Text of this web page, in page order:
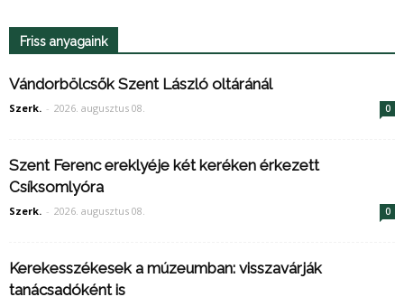
Friss anyagaink
Vándorbölcsők Szent László oltáránál
Szerk. - 2026. augusztus 08. 0
Szent Ferenc ereklyéje két keréken érkezett
Csíksomlyóra
Szerk. - 2026. augusztus 08. 0
Kerekesszékesek a múzeumban: visszavárják
tanácsadóként is